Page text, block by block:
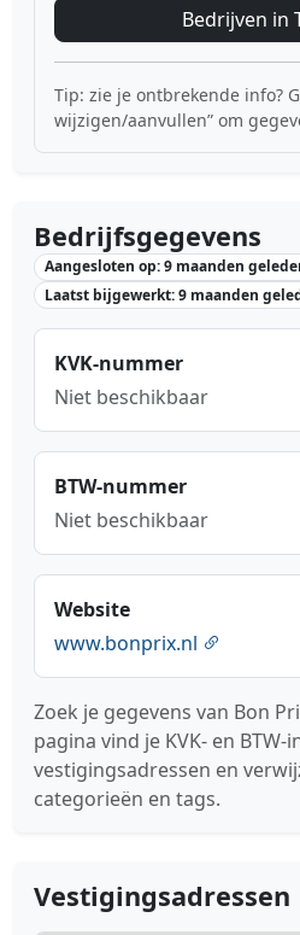
Bedrijven in
Tip: zie je ontbrekende info?
wijzigen/aanvullen” om
Bedrijfsgegevens
Aangesloten op: 9 maanden
Laatst bijgewerkt: 9 maanden
KVK-nummer
Niet beschikbaar
BTW-nummer
Niet beschikbaar
Website
www.bonprix.nl
Zoek je gegevens van Bon
pagina vind je KVK- en
vestigingsadressen en
categorieën en tags.
Vestigingsadressen